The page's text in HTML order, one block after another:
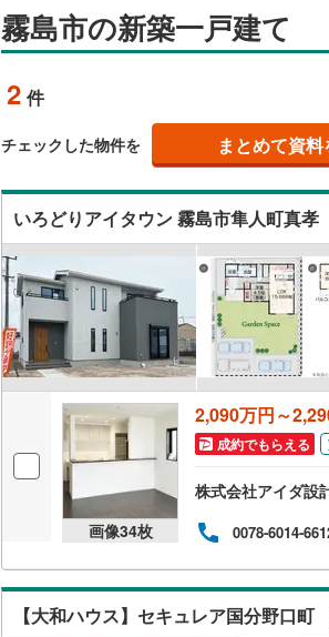
霧島市の新築一戸建て
2 件
チェックした物件を まとめて資料
いろどりアイタウン 霧島市隼人町真孝
画像34枚
2,090万円～
成約でもらえる
株式会社アイダ設
0078-6014-
【大和ハウス】セキュレア国分野口町
信越・北陸 新潟
近畿 大阪
中国 鳥取
徳島
九州・沖縄 福岡
該当物件 0 件
日置市(3
いちき串木
姶良市(16)
曽於郡大崎町
肝属郡南大
熊毛郡南種
大島郡宇検村
大島郡喜界町
大島郡伊仙町
大島郡与論町
該当物件 0 件
該当物件 0 件
該当物件 0 件
該当物件 0 件
配置、向き、建
平坦地（1）
LD
リビングダ
（1）
構造・規模・施
耐震、免震、
（1）
長期優良住宅
立地
最寄りの駅
間取り、居室全
該当物件 0 件